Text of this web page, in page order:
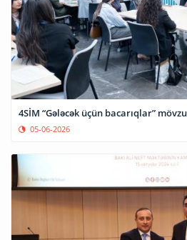
4SİM “Gələcək üçün bacarıqlar”
05-06-2026